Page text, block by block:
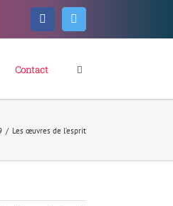
Facebook
Contact
/ Les œuvres de l’esprit